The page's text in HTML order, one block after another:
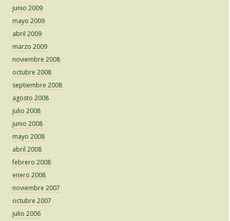
junio 2009
mayo 2009
abril 2009
marzo 2009
noviembre 2008
octubre 2008
septiembre 2008
agosto 2008
julio 2008
junio 2008
mayo 2008
abril 2008
febrero 2008
enero 2008
noviembre 2007
octubre 2007
julio 2006